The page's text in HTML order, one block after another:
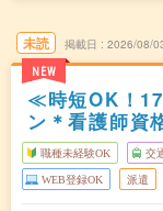
未読
NEW
掲載日 2026/08/
≪時短OK！
ン＊看護師資
職種未経験OK 交
WEB登録OK 派遣